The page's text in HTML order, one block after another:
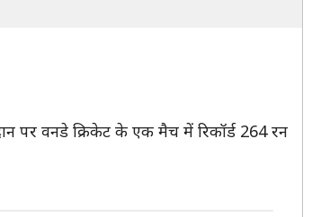
पर वनडे क्रिकेट के एक मैच में रिकॉर्ड 264 रन